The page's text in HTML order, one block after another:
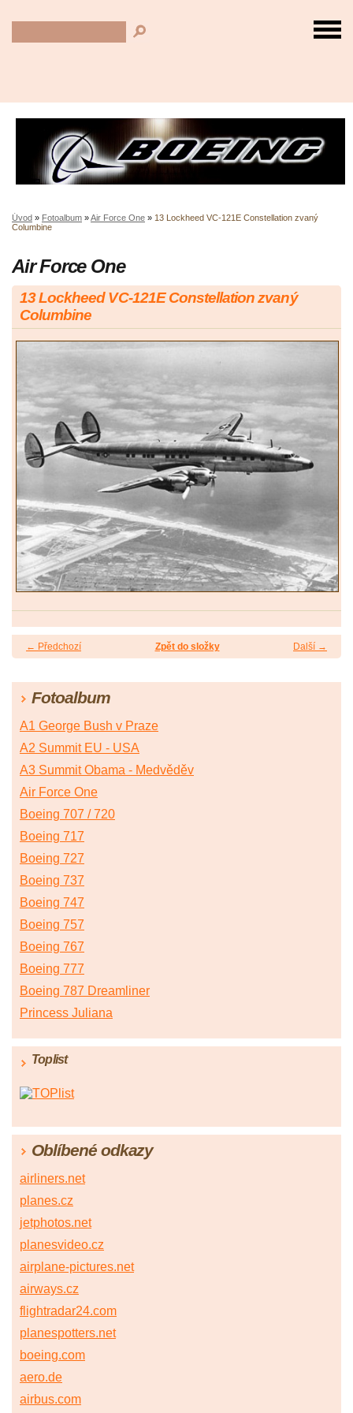
Úvod » Fotoalbum »Air Force One » 13 Lockheed VC-121E Constellation zvaný
Columbine
Air Force One
13 Lockheed VC-121E Constellation zvaný
Columbine
← Předchozí Další →
Zpět do složky
Fotoalbum
A1 George Bush v Praze
A2 Summit EU - USA
A3 Summit Obama - Medvěděv
Air Force One
Boeing 707 / 720
Boeing 717
Boeing 727
Boeing 737
Boeing 747
Boeing 757
Boeing 767
Boeing 777
Boeing 787 Dreamliner
Princess Juliana
Toplist
Oblíbené odkazy
airliners.net
planes.cz
jetphotos.net
planesvideo.cz
airplane-pictures.net
airways.cz
flightradar24.com
planespotters.net
boeing.com
aero.de
airbus.com